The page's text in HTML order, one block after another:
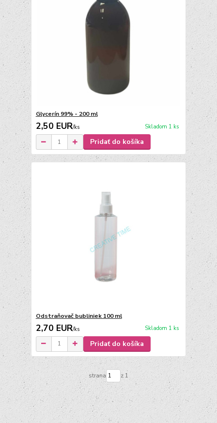
Glycerín 99% - 200 ml
2,50 EUR/ks Skladom 1 ks
Pridať do košíka
Odstraňovač bubliniek 100 ml
2,70 EUR/ks Skladom 1 ks
Pridať do košíka
strana z 1